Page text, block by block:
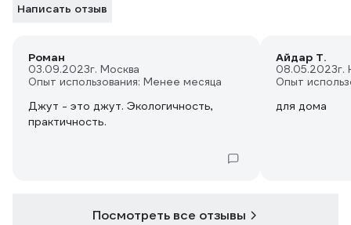
Написать отзыв
Роман
03.09.2023г. Москва
Опыт использования: Менее месяца
Джут - это джут. Экологичность,
практичность.
Айдар Т.
08.05.2023г.
Опыт
для дома
Посмотреть все отзывы